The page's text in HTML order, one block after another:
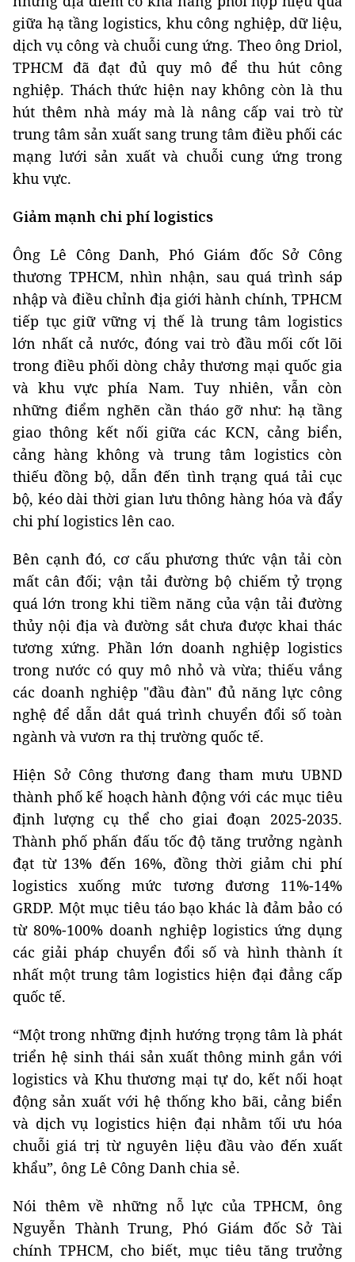
giữa hạ tầng logistics, khu công nghiệp, dữ liệu,
dịch vụ công và chuỗi cung ứng. Theo ông Driol,
TPHCM đã đạt đủ quy mô để thu hút công
nghiệp. Thách thức hiện nay không còn là thu
hút thêm nhà máy mà là nâng cấp vai trò từ
trung tâm sản xuất sang trung tâm điều phối các
mạng lưới sản xuất và chuỗi cung ứng trong
khu vực.
Giảm mạnh chi phí logistics
Ông Lê Công Danh, Phó Giám đốc Sở Công
thương TPHCM, nhìn nhận, sau quá trình sáp
nhập và điều chỉnh địa giới hành chính, TPHCM
tiếp tục giữ vững vị thế là trung tâm logistics
lớn nhất cả nước, đóng vai trò đầu mối cốt lõi
trong điều phối dòng chảy thương mại quốc gia
và khu vực phía Nam. Tuy nhiên, vẫn còn
những điểm nghẽn cần tháo gỡ như: hạ tầng
giao thông kết nối giữa các KCN, cảng biển,
cảng hàng không và trung tâm logistics còn
thiếu đồng bộ, dẫn đến tình trạng quá tải cục
bộ, kéo dài thời gian lưu thông hàng hóa và đẩy
chi phí logistics lên cao.
Bên cạnh đó, cơ cấu phương thức vận tải còn
mất cân đối; vận tải đường bộ chiếm tỷ trọng
quá lớn trong khi tiềm năng của vận tải đường
thủy nội địa và đường sắt chưa được khai thác
tương xứng. Phần lớn doanh nghiệp logistics
trong nước có quy mô nhỏ và vừa; thiếu vắng
các doanh nghiệp "đầu đàn" đủ năng lực công
nghệ để dẫn dắt quá trình chuyển đổi số toàn
ngành và vươn ra thị trường quốc tế.
Hiện Sở Công thương đang tham mưu UBND
thành phố kế hoạch hành động với các mục tiêu
định lượng cụ thể cho giai đoạn 2025-2035.
Thành phố phấn đấu tốc độ tăng trưởng ngành
đạt từ 13% đến 16%, đồng thời giảm chi phí
logistics xuống mức tương đương 11%-14%
GRDP. Một mục tiêu táo bạo khác là đảm bảo có
từ 80%-100% doanh nghiệp logistics ứng dụng
các giải pháp chuyển đổi số và hình thành ít
nhất một trung tâm logistics hiện đại đẳng cấp
quốc tế.
“Một trong những định hướng trọng tâm là phát
triển hệ sinh thái sản xuất thông minh gắn với
logistics và Khu thương mại tự do, kết nối hoạt
động sản xuất với hệ thống kho bãi, cảng biển
và dịch vụ logistics hiện đại nhằm tối ưu hóa
chuỗi giá trị từ nguyên liệu đầu vào đến xuất
khẩu”, ông Lê Công Danh chia sẻ.
Nói thêm về những nỗ lực của TPHCM, ông
Nguyễn Thành Trung, Phó Giám đốc Sở Tài
chính TPHCM, cho biết, mục tiêu tăng trưởng